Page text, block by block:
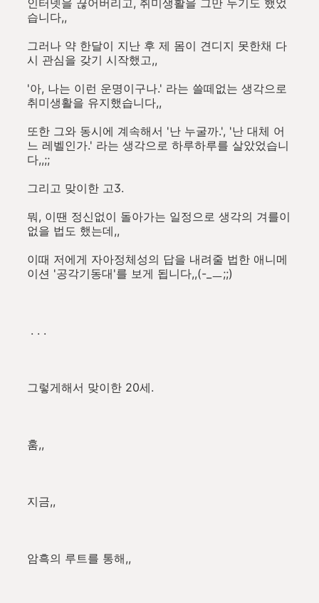
인터넷을 끊어버리고, 취미생활을 그만 두기도 했었
습니다,,
그러나 약 한달이 지난 후 제 몸이 견디지 못한채 다
시 관심을 갖기 시작했고,,
'아, 나는 이런 운명이구나.' 라는 쓸떼없는 생각으로
취미생활을 유지했습니다,,
또한 그와 동시에 계속해서 '난 누굴까.', '난 대체 어
느 레벨인가.' 라는 생각으로 하루하루를 살았었습니
다,,;;
그리고 맞이한 고3.
뭐, 이땐 정신없이 돌아가는 일정으로 생각의 겨를이
없을 법도 했는데,,
이때 저에게 자아정체성의 답을 내려줄 법한 애니메
이션 '공각기동대'를 보게 됩니다,,(-_ㅡ;;)
. . .
그렇게해서 맞이한 20세.
훔,,
지금,,
암흑의 루트를 통해,,